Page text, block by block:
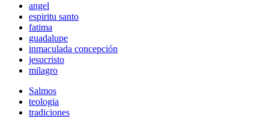
angel
espiritu santo
fatima
guadalupe
inmaculada concepción
jesucristo
milagro
Salmos
teologia
tradiciones